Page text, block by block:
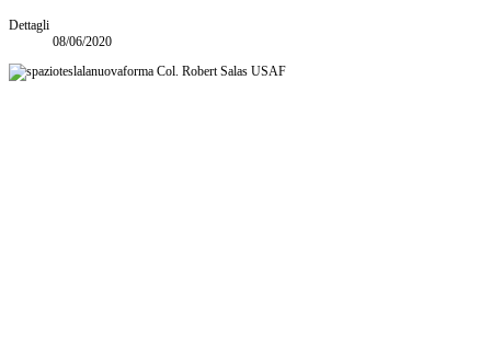
Dettagli
08/06/2020